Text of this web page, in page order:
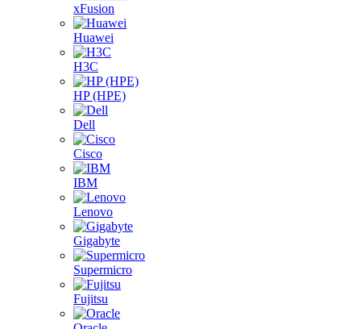
xFusion
Huawei
H3C
HP (HPE)
Dell
Cisco
IBM
Lenovo
Gigabyte
Supermicro
Fujitsu